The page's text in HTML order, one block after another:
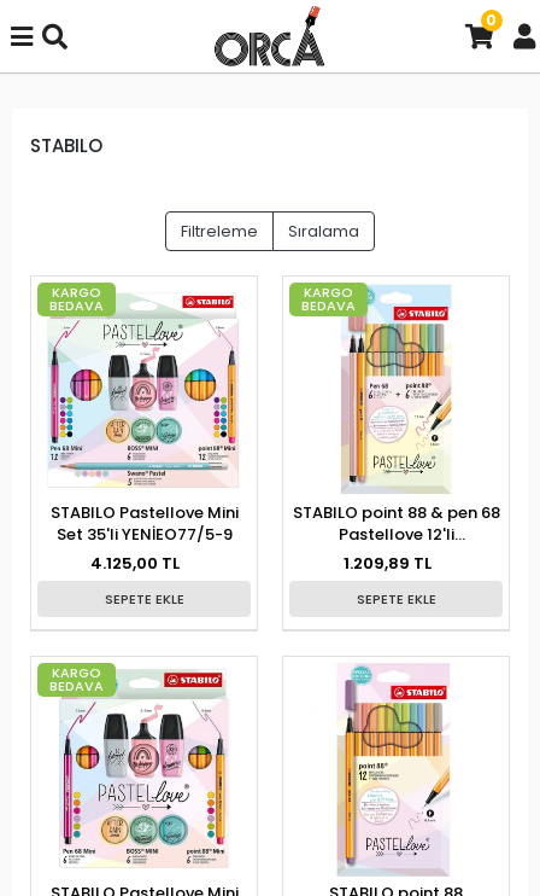
0
STABILO
Filtreleme Sıralama
KARGO
BEDAVA
STABILO Pastellove Mini
Set 35'li YENİEO77/5-9
4.125,00 TL
SEPETE EKLE
KARGO
BEDAVA
STABILO point 88 & pen 68
Pastellove 12'li
YENİ6888/12-7-7
1.209,89 TL
SEPETE EKLE
KARGO
BEDAVA